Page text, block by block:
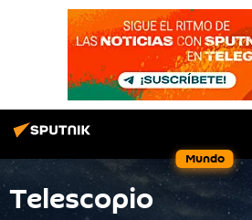
Mundo
Telescopio